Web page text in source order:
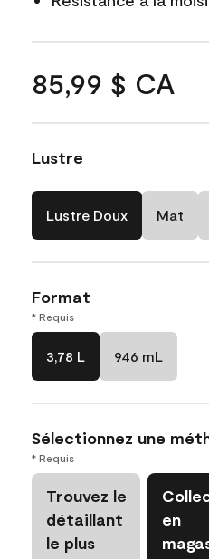
85,99 $ CA
Lustre
Lustre Doux Mat
Format
* Requis
3,78 L 946 mL
Sélectionnez une
* Requis
Trouvez le
détaillant
le plus
en